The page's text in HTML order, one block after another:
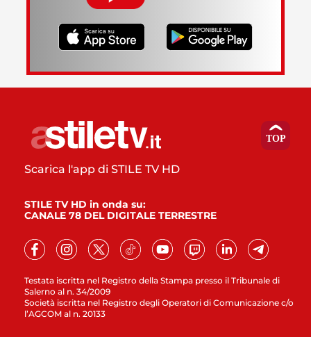
Testata iscritta nel Registro della Stampa presso il Tribunale di
Salerno al n. 34/2009
Società iscritta nel Registro degli Operatori di Comunicazione c/o
l’AGCOM al n. 20133
Scarica l'app di STILE TV HD
STILE TV HD in onda su:
CANALE 78 DEL DIGITALE TERRESTRE